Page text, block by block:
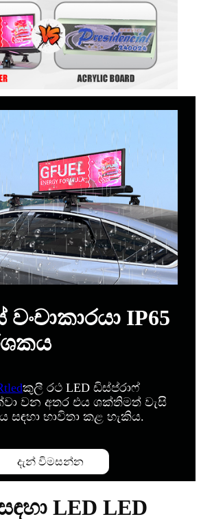
IP65
කුලී රථ LED ඩිස්ප්රාෆ්
වන අතර එය ශක්තිමත් වැසි
භාවිතා කළ හැකිය.
දැන් විමසන්න
LED LED